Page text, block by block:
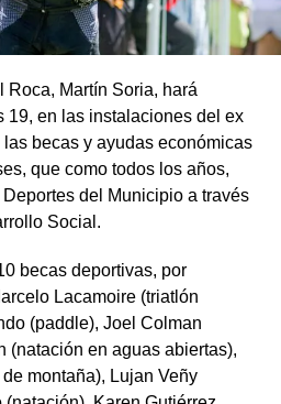
Roca, Martín Soria, hará
19, en las instalaciones del ex
becas y ayudas económicas
que como todos los años,
del Municipio a través
Social.
becas deportivas, por
Lacamoire (triatlón
(paddle), Joel Colman
(natación en aguas abiertas),
montaña), Lujan Veñy